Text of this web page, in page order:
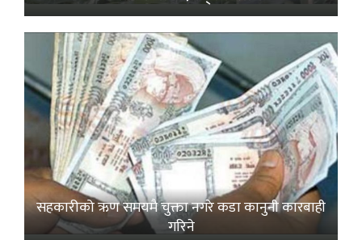
सहकारीको ऋण समयमै चुक्ता नगरे कडा कानुनी कारबाही
गरिने